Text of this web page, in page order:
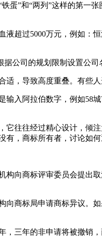
蛋”和“两列”这样的第一
超过5000万元，例如：
公司的规划限制设置公司
，导致高度重叠。有些
入阿拉伯数字，例如58
往往经过精心设计，倾
有，商标所有者，讨论
向商标评审委员会提出
商标局申请商标异议。
三年的非申请将被撤销